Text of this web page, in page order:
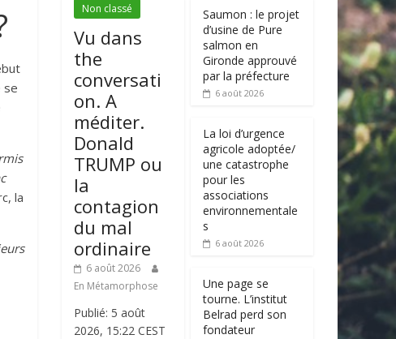
se
la
Non classé
Vu dans
the
conversati
on. A
méditer.
Donald
TRUMP ou
la
contagion
du mal
ordinaire
6 août 2026
En Métamorphose
Publié: 5 août
2026, 15:22 CEST
Saumon : le projet
d’usine de Pure
salmon en
Gironde approuvé
par la préfecture
6 août 2026
La loi d’urgence
agricole adoptée/
une catastrophe
pour les
associations
environnementale
s
6 août 2026
Une page se
tourne. L’institut
Belrad perd son
fondateur